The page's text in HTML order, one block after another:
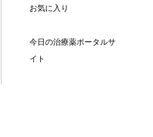
お気に入り
今日の治療薬ポータルサ
イト